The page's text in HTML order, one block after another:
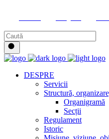
DESPRE
Servicii
Structură,
Organigramă
Secții
Regulament
Istoric